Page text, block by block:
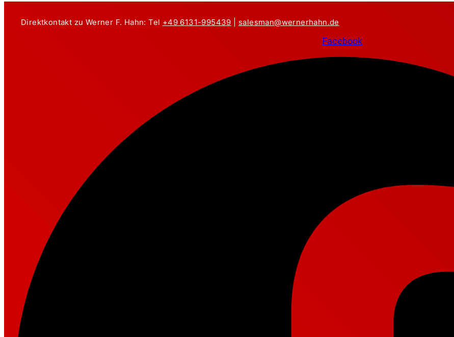
InhaltDirektkontakt zu Werner F. Hahn: Tel +49 6131-995439 salesman@wernerhahn.de
Facebook